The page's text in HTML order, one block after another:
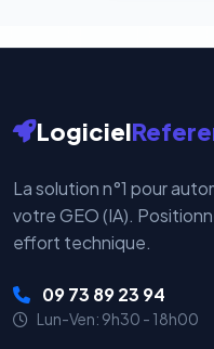
Logiciel
La solution n°1 pour
votre GEO (IA).
effort technique.
09 73 89 23 94
Lun-Ven: 9h30 - 18h00